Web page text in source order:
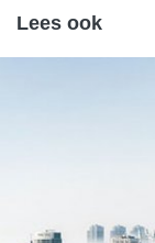
Lees ook